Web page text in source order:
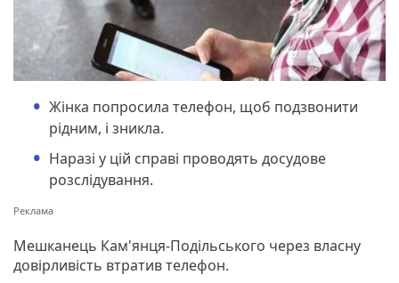
Жінка попросила телефон, щоб подзвонити
рідним, і зникла.
Наразі у цій справі проводять досудове
розслідування.
Мешканець Кам'янця-Подільського через власну
довірливість втратив телефон.